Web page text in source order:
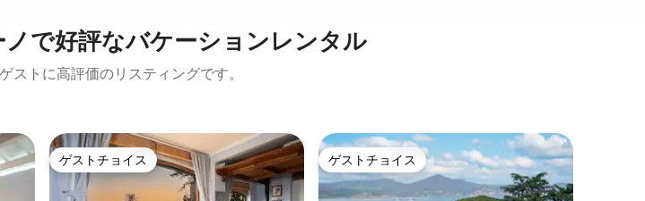
で好評なバケーションレンタル
ストに高評価のリスティングです。
ゲストチョイス
ゲストチョイス ゲストチョイス
ゲストチョイス